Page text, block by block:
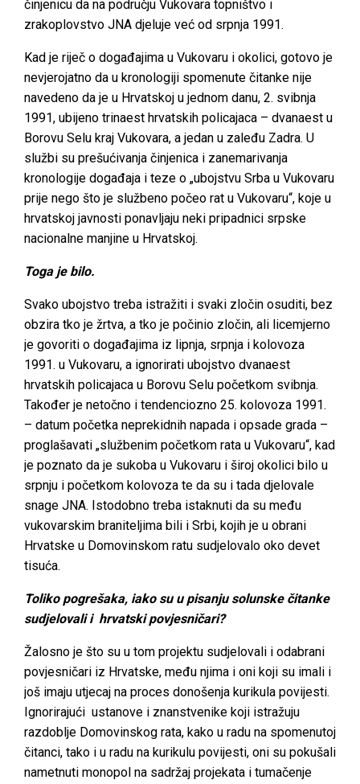
činjenicu da na području Vukovara topništvo i
zrakoplovstvo JNA djeluje već od srpnja 1991.
Kad je riječ o događajima u Vukovaru i okolici, gotovo je
nevjerojatno da u kronologiji spomenute čitanke nije
navedeno da je u Hrvatskoj u jednom danu, 2. svibnja
1991, ubijeno trinaest hrvatskih policajaca – dvanaest u
Borovu Selu kraj Vukovara, a jedan u zaleđu Zadra. U
službi su prešućivanja činjenica i zanemarivanja
kronologije događaja i teze o „ubojstvu Srba u Vukovaru
prije nego što je službeno počeo rat u Vukovaru“, koje u
hrvatskoj javnosti ponavljaju neki pripadnici srpske
nacionalne manjine u Hrvatskoj.
Toga je bilo.
Svako ubojstvo treba istražiti i svaki zločin osuditi, bez
obzira tko je žrtva, a tko je počinio zločin, ali licemjerno
je govoriti o događajima iz lipnja, srpnja i kolovoza
1991. u Vukovaru, a ignorirati ubojstvo dvanaest
hrvatskih policajaca u Borovu Selu početkom svibnja.
Također je netočno i tendenciozno 25. kolovoza 1991.
– datum početka neprekidnih napada i opsade grada –
proglašavati „službenim početkom rata u Vukovaru“, kad
je poznato da je sukoba u Vukovaru i široj okolici bilo u
srpnju i početkom kolovoza te da su i tada djelovale
snage JNA. Istodobno treba istaknuti da su među
vukovarskim braniteljima bili i Srbi, kojih je u obrani
Hrvatske u Domovinskom ratu sudjelovalo oko devet
tisuća.
Toliko pogrešaka, iako su u pisanju solunske čitanke
sudjelovali i hrvatski povjesničari?
Žalosno je što su u tom projektu sudjelovali i odabrani
povjesničari iz Hrvatske, među njima i oni koji su imali i
još imaju utjecaj na proces donošenja kurikula povijesti.
Ignorirajući ustanove i znanstvenike koji istražuju
razdoblje Domovinskog rata, kako u radu na spomenutoj
čitanci, tako i u radu na kurikulu povijesti, oni su pokušali
nametnuti monopol na sadržaj projekata i tumačenje